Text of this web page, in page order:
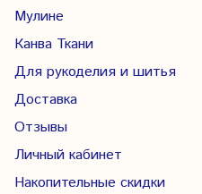
Мулине
Канва Ткани
Для рукоделия и шитья
Доставка
Отзывы
Личный кабинет
Накопительные скидки